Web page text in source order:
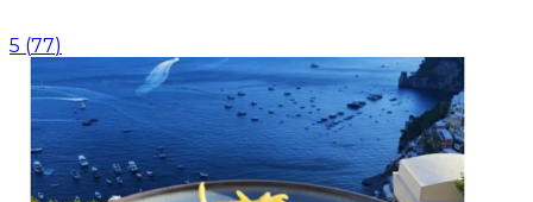
5 (77)